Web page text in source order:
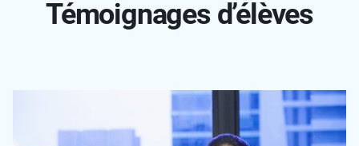
Témoignages d’élèves